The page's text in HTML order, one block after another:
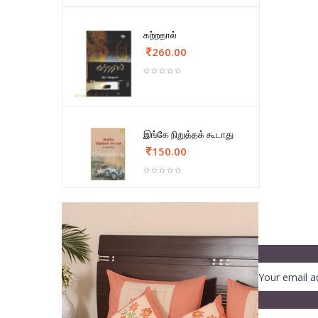
கற்றதால்
260.00
இங்கே நிறுத்தக் கூடாது
150.00
NEWSLETTER
Register to get our newsletter